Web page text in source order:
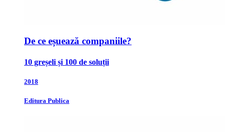
De ce eșuează companiile?
10 greșeli și 100 de soluții
2018
Editura Publica